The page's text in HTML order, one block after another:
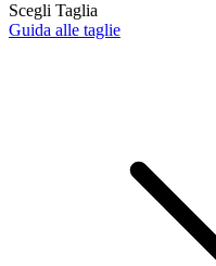
Scegli Taglia
Guida alle taglie